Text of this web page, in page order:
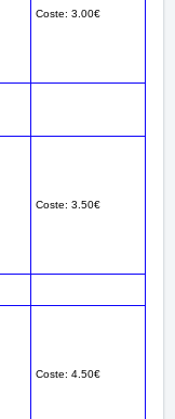
Coste: 3.00€
Coste: 3.50€
Coste: 4.50€